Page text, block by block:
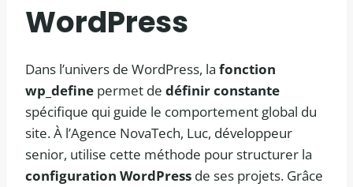
WordPress
Dans l’univers de WordPress, la fonction
wp_define permet de définir constante
spécifique qui guide le comportement global du
site. À l’Agence NovaTech, Luc, développeur
senior, utilise cette méthode pour structurer la
configuration WordPress de ses projets. Grâce